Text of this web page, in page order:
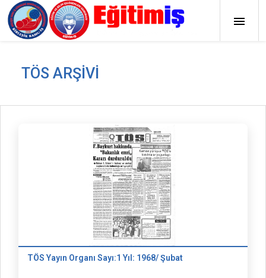
TÖS ARŞIVI
TÖS Yayın Organı Sayı:1 Yıl: 1968/ Şubat